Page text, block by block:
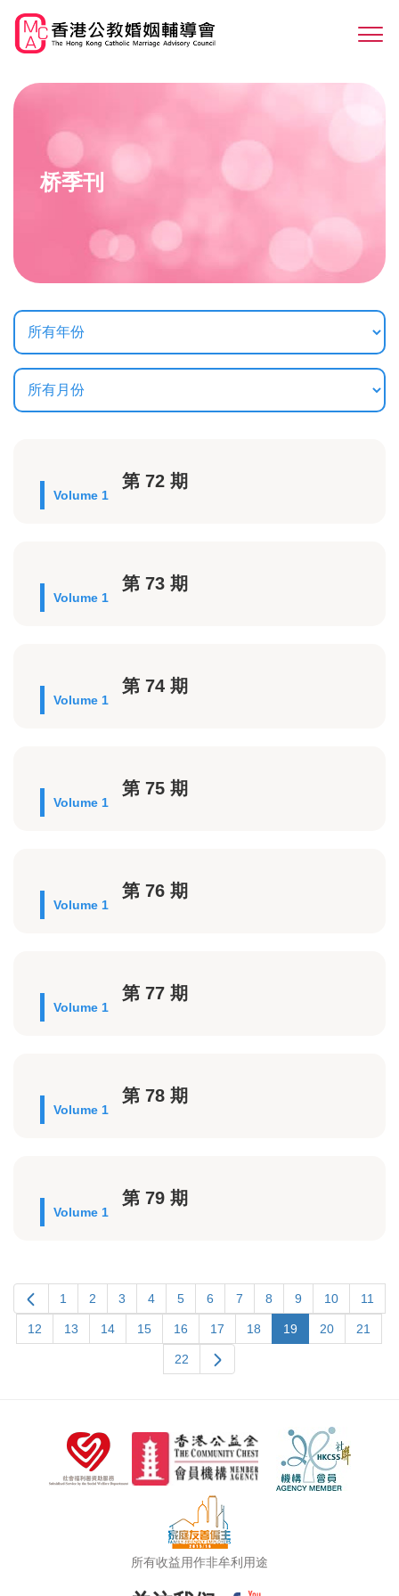
main
桥季刊
Volume 1
第 72 期
Volume 1
第 73 期
Volume 1
第 74 期
Volume 1
第 75 期
Volume 1
第 76 期
Volume 1
第 77 期
Volume 1
第 78 期
Volume 1
第 79 期
1 2 3 4 5 6 7 8 9 10 11
12 13 14 15 16 17 18 19 20 21
22
所有收益用作非牟利用途